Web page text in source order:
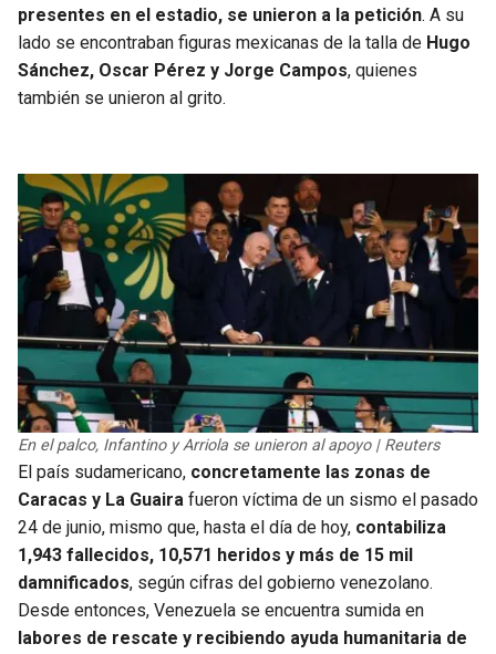
presentes en el estadio, se unieron a la petición. A su
lado se encontraban figuras mexicanas de la talla de Hugo
Sánchez, Oscar Pérez y Jorge Campos, quienes
también se unieron al grito.
En el palco, Infantino y Arriola se unieron al apoyo | Reuters
El país sudamericano, concretamente las zonas de
Caracas y La Guaira fueron víctima de un sismo el pasado
24 de junio, mismo que, hasta el día de hoy, contabiliza
1,943 fallecidos, 10,571 heridos y más de 15 mil
damnificados, según cifras del gobierno venezolano.
Desde entonces, Venezuela se encuentra sumida en
labores de rescate y recibiendo ayuda humanitaria de